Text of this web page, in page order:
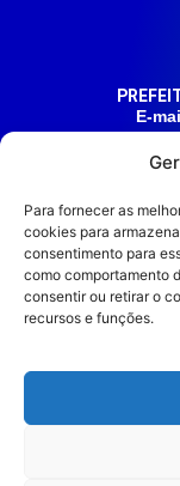
Para fornecer as
cookies para
consentimento para
como comportamento
consentir ou retirar o
recursos e funções.
E-
Av.